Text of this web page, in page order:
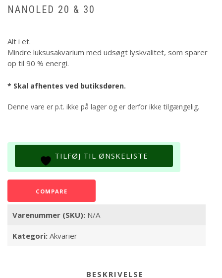
NANOLED 20 & 30
Alt i et.
Mindre luksusakvarium med udsøgt lyskvalitet, som sparer
op til 90 % energi.
* Skal afhentes ved butiksdøren.
Denne vare er p.t. ikke på lager og er derfor ikke tilgængelig.
TILFØJ TIL ØNSKELISTE
COMPARE
Varenummer (SKU): N/A
Kategori: Akvarier
BESKRIVELSE